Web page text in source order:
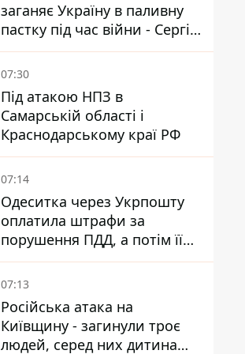
заганяє Україну в паливну
пастку під час війни - Сергій
Куюн
07:30
Під атакою НПЗ в
Самарській області і
Краснодарському краї РФ
07:14
Одеситка через Укрпошту
оплатила штрафи за
порушення ПДД, а потім її
рахунки заблокували - в
чому причина і що вирішив
07:13
Російська атака на
Київщину - загинули троє
людей, серед них дитина